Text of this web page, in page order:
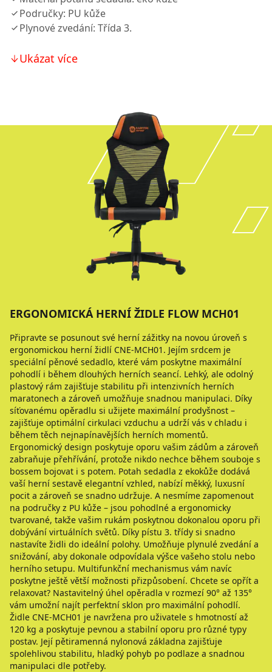
Područky: PU kůže
Plynové zvedání: Třída 3.
Ukázat více
ERGONOMICKÁ HERNÍ ŽIDLE FLOW MCH01
Připravte se posunout své herní zážitky na novou úroveň s
ergonomickou herní židlí CNE-MCH01. Jejím srdcem je
speciální pěnové sedadlo, které vám poskytne maximální
pohodlí i během dlouhých herních seancí. Lehký, ale odolný
plastový rám zajišťuje stabilitu při intenzivních herních
maratonech a zároveň umožňuje snadnou manipulaci. Díky
síťovanému opěradlu si užijete maximální prodyšnost –
zajišťuje optimální cirkulaci vzduchu a udrží vás v chladu i
během těch nejnapínavějších herních momentů.
Ergonomický design poskytuje oporu vašim zádům a zároveň
zabraňuje přehřívání, protože nikdo nechce během souboje s
bossem bojovat i s potem. Potah sedadla z ekokůže dodává
vaší herní sestavě elegantní vzhled, nabízí měkký, luxusní
pocit a zároveň se snadno udržuje. A nesmíme zapomenout
na područky z PU kůže – jsou pohodlné a ergonomicky
tvarované, takže vašim rukám poskytnou dokonalou oporu při
dobývání virtuálních světů. Díky pístu 3. třídy si snadno
nastavíte židli do ideální polohy. Umožňuje plynulé zvedání a
snižování, aby dokonale odpovídala výšce vašeho stolu nebo
herního setupu. Multifunkční mechanismus vám navíc
poskytne ještě větší možnosti přizpůsobení. Chcete se opřít a
relaxovat? Nastavitelný úhel opěradla v rozmezí 90° až 135°
vám umožní najít perfektní sklon pro maximální pohodlí.
Židle CNE-MCH01 je navržena pro uživatele s hmotností až
120 kg a poskytuje pevnou a stabilní oporu pro různé typy
postav. Její pětiramenná nylonová základna zajišťuje
spolehlivou stabilitu, hladký pohyb po podlaze a snadnou
manipulaci dle potřeby.